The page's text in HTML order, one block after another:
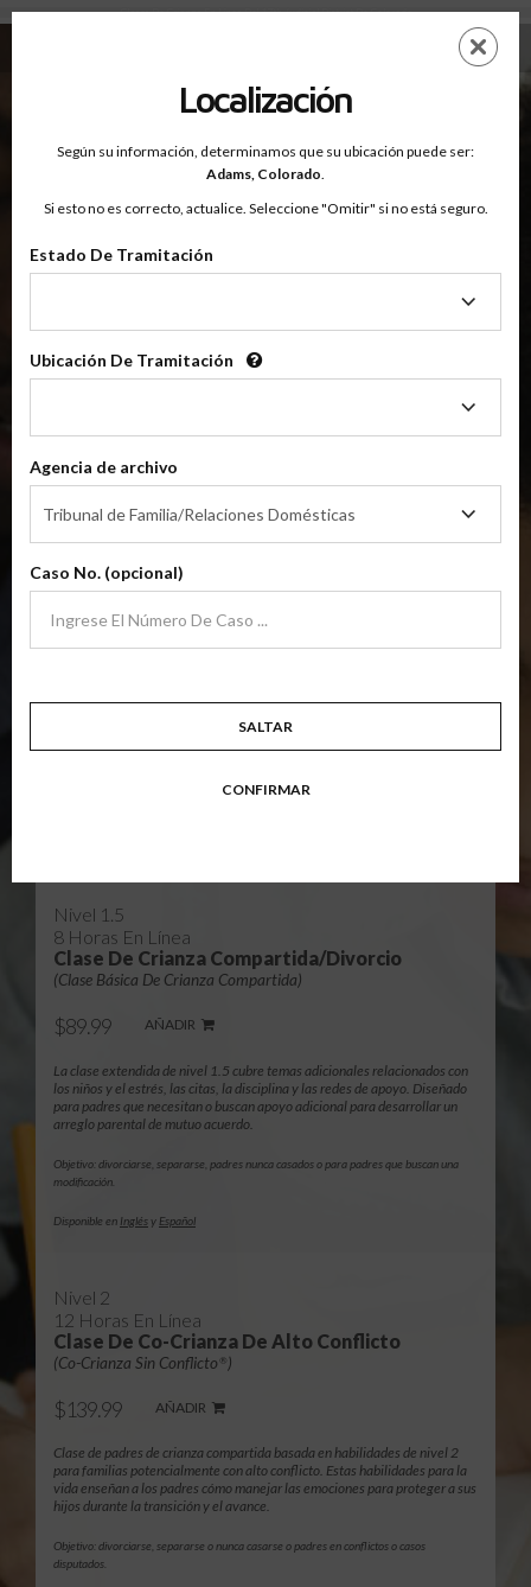
Clases De Crianza En Línea Del 17th Judicial District De Colorado
EN
OnlineParentingPrograms.com
Tribunal Del 17.º Distrito Judicial
Elija Su Clase De Crianza En Línea Para El 17.º Distrito
Judicial De Colorado
Clase De Crianza Compartida/Divorcio
(Clase Básica De Crianza Compartida)
$37.95
familias en transición. Los padres aprenden habilidades para evitar errores
comunes en un esfuerzo por trabajar juntos como padres por el bien de los
Nivel 1.5
8 Horas En Línea
Clase De Crianza Compartida/Divorcio
(Clase Básica De Crianza Compartida)
$89.99 AÑADIR
La clase extendida de nivel 1.5 cubre temas adicionales relacionados con
los niños y el estrés, las citas, la disciplina y las redes de apoyo. Diseñado
para padres que necesitan o buscan apoyo adicional para desarrollar un
arreglo parental de mutuo acuerdo.
Objetivo: divorciarse, separarse, padres nunca casados o para padres que buscan una
modificación.
Disponible en Inglés y Español
Nivel 2
12 Horas En Línea
Clase De Co-Crianza De Alto Conflicto
(Co-Crianza Sin Conflicto ® )
$139.99 AÑADIR
Clase de padres de crianza compartida basada en habilidades de nivel 2
para familias potencialmente con alto conflicto. Estas habilidades para la
vida enseñan a los padres cómo manejar las emociones para proteger a sus
hijos durante la transición y el avance.
Objetivo: divorciarse, separarse o nunca casarse o padres en conflictos o casos
disputados.
Localización
Según su información, determinamos que su ubicación puede ser:
Adams, Colorado.
Si esto no es correcto, actualice. Seleccione "Omitir" si no está seguro.
Estado De Tramitación
Tramitación
Ubicación De Tramitación
Tramitación
Agencia de archivo
Tribunal de Familia/Relaciones Domésticas
de
archivo
Caso No. (opcional)
SALTAR
CONFIRMAR